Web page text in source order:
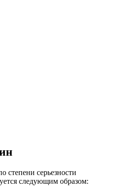
степени серьезности
следующим образом: